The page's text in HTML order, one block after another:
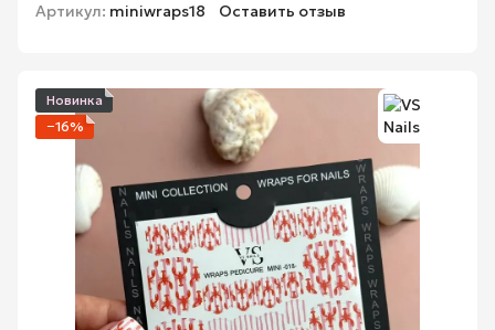
Артикул: miniwraps18 Оставить отзыв
Новинка
−16%